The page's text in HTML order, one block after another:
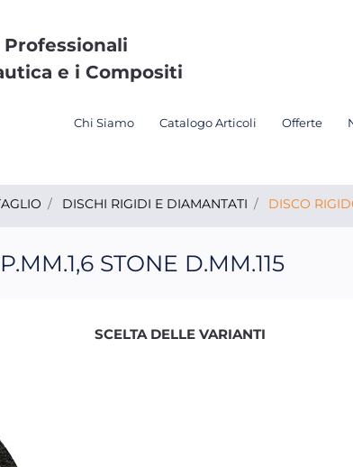
e i Compositi
Chi Siamo Catalogo Articoli Offerte
DISCHI RIGIDI E DIAMANTATI DISCO
STONE D.MM.115
SCELTA DELLE VARIANTI